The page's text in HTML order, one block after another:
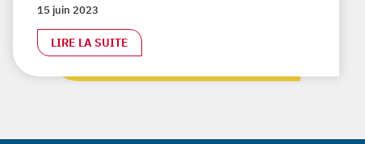
15 juin 2023
LIRE LA SUITE